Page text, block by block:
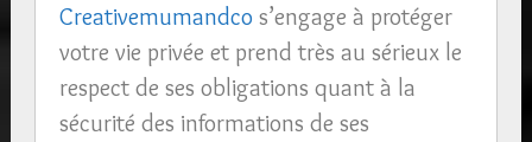
Creativemumandco s’engage à protéger
votre vie privée et prend très au sérieux le
respect de ses obligations quant à la
sécurité des informations de ses